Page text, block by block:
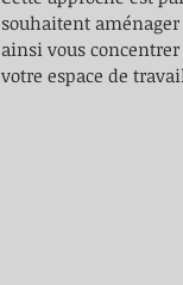
souhaitent
ainsi vous
votre espace de